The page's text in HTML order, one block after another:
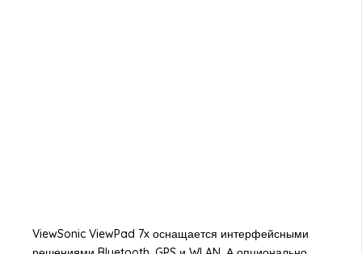
ViewSonic ViewPad 7x оснащается интерфейсными